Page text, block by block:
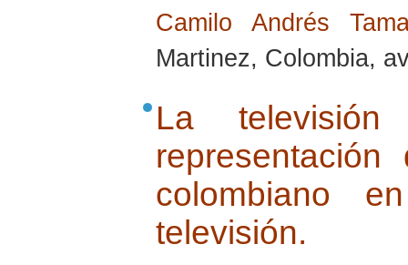
Camilo Andrés
Martinez, Colombia,
La
colombiano
televisión.